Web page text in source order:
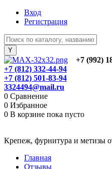
Вход
Регистрация
+7 (992)
+7 (812) 332-44-94
+7 (812) 501-83-94
3324494@mail.ru
0 Сравнение
0 Избранное
0 В корзине пока пусто
Крепеж, фурнитура и метизы
Главная
Отзывы